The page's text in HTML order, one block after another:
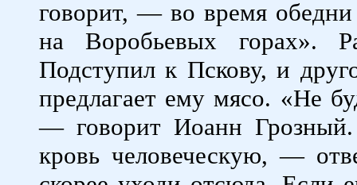
говорит, — во время
на Воробьевых горах».
Подступил к Пскову, и
предлагает ему мясо. «Не
— говорит Иоанн
кровь человеческую, —